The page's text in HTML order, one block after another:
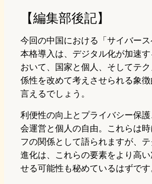
【編集部後記】
今回の中国における「サイバー
本格導入は、デジタル化が加速
おいて、国家と個人、そしてテ
係性を改めて考えさせられる象
言えるでしょう。
利便性の向上とプライバシー保
会運営と個人の自由。これらは
フの関係として語られますが、
進化は、これらの要素をより高
せる可能性も秘めているはずです